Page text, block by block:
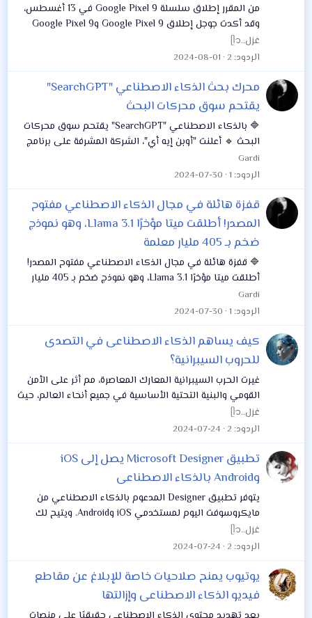
من المقرر إطلاق سلسلة Google Pixel 9 في 13 أغسطس،
وقد أكدت جوجل إطلاق Google Pixel 9 وGoogle Pixel 9
Pro، في إعلان تشويقي، تم الكشف عن تصميم اللوحة
الخلفية لهذين الجهازين، ويقدم الإعلان التشويقي...
غزل..ᥫ᭡
الردود 2
2024-08-01
محرك بحث الذكاء الاصطناعي "SearchGPT"
يقتحم سوق محركات البحث
🔷 بالذكاء الاصطناعي "SearchGPT" يقتحم سوق محركات
البحث 🔹 أعلنت "أوبن إيه أي"، الشركة المشرفة على برنامج
"تشات جي بي تي"، الخميس، اقتحامها مضمار المنافسة في
صناعة محركات البحث على الإنترنت بـ...
Gardi
الردود 1
2024-07-30
قفزة هائلة في مجال الذكاء الاصطناعي مفتوح
المصدر! أطلقت ميتا مؤخرًا Llama 3.1، وهو نموذج
ضخم بـ 405 مليار معلمة
🔷 قفزة هائلة في مجال الذكاء الاصطناعي مفتوح المصدر!
أطلقت ميتا مؤخرًا Llama 3.1، وهو نموذج ضخم بـ 405 مليار
معلمة، ليصبح أكبر وأكثر نماذج الذكاء الاصطناعي مفتوح
المصدر تقدمًا على الإطلاق! 🔹 يُعدّ...
Gardi
الردود 1
2024-07-30
كيف يساهم الذكاء الاصطناعى في التصدى
للحروب السيبرانية؟
غيرت الحرب السيبرانية المعارك المعاصرة، مم أثر على الأمن
القومي والبنية التحتية الأساسية في جميع أنحاء العالم، حيث
تستخدم الدول القومية والمنظمات الدولية أنظمة الكمبيوتر
والشبكات والتكنولوجيا...
غزل..ᥫ᭡
الردود 2
2024-07-24
تطبيق Microsoft Designer يصل إلى iOS
وAndroid بالذكاء الاصطناعى
يتوفر تطبيق Designer المدعوم بالذكاء الاصطناعي من
مايكروسوفت اليوم لمستخدمي iOS وAndroid. ويتيح لك
وملصقات وبطاقات تهنئة ودعوات والمزيد، ويمكن...
غزل..ᥫ᭡
الردود 2
2024-07-24
يوتيوب يمنح صلاحيات خاصة للإبلاغ عن مقاطع
فيديو الذكاء الاصطناعى وإزالتها